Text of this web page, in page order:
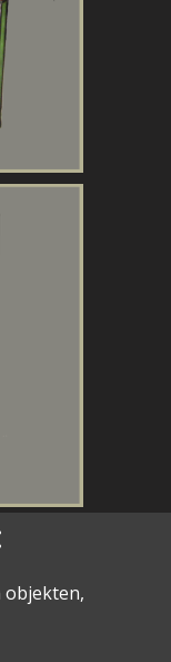
objekten,